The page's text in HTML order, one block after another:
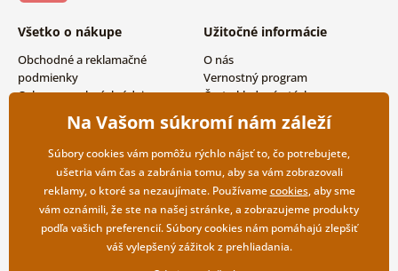
Všetko o nákupe
Obchodné a reklamačné
podmienky
Ochrana osobných údajov
Možnosti dopravy a platby
Vrátenie tovaru
Užitočné informácie
O nás
Vernostný program
Často kladené otázky
Magazín
Kontakty
Veľkoobchodná spolupráca
Na Vašom súkromí nám záleží
Súbory cookies vám pomôžu rýchlo nájsť to, čo potrebujete,
ušetria vám čas a zabránia tomu, aby sa vám zobrazovali
reklamy, o ktoré sa nezaujímate. Používamecookies, aby sme
vám oznámili, že ste na našej stránke, a zobrazujeme produkty
podľa vašich preferencií. Súbory cookies nám pomáhajú zlepšiť
váš vylepšený zážitok z prehliadania.